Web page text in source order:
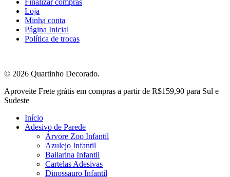
Loja
Minha conta
Página Inicial
Política de trocas
© 2026 Quartinho Decorado.
Close
Menu
Aproveite Frete grátis em compras a partir de R$159,90 para Sul e
Sudeste
Início
Adesivo de Parede
Árvore Zoo Infantil
Azulejo Infantil
Bailarina Infantil
Cartelas Adesivas
Dinossauro Infantil